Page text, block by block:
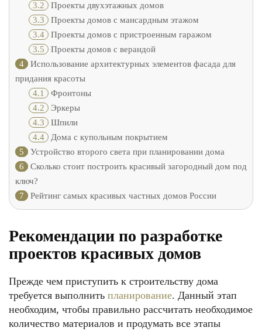
3.2 Проекты двухэтажных домов
3.3 Проекты домов с мансардным этажом
3.4 Проекты домов с пристроенным гаражом
3.5 Проекты домов с верандой
4
Использование архитектурных элементов фасада для
придания красоты
4.1 Фронтоны
4.2 Эркеры
4.3 Шпили
4.4 Дома с купольным покрытием
5
Устройство второго света при планировании дома
6
Сколько стоит построить красивый загородный дом под
ключ?
7
Рейтинг самых красивых частных домов России
Рекомендации по разработке
проектов красивых домов
Прежде чем приступить к строительству дома
требуется выполнить планирование. Данный этап
необходим, чтобы правильно рассчитать необходимое
количество материалов и продумать все этапы